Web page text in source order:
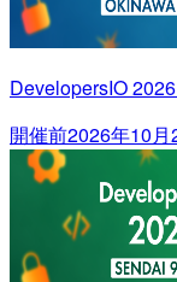
DevelopersIO
開催前2026年10月